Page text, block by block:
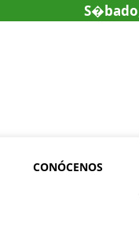
CONÓCENOS